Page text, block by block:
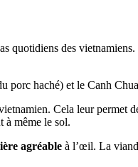
quotidiens des
haché) et le Canh
Cela leur permet
à même le sol.
agréable à l’œil. La